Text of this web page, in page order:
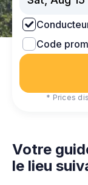
Code
* Prices
Votre
le lieu